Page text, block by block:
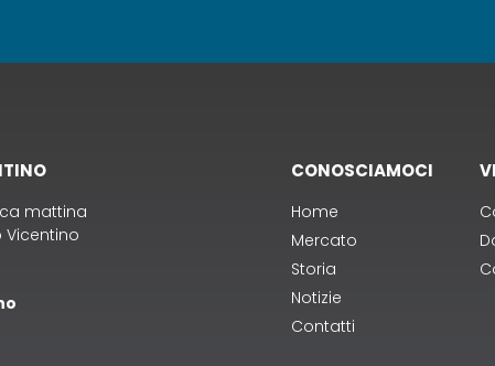
mattina
Vicentino
CONOSCIAMOCI
Home
Mercato
Storia
Notizie
Contatti